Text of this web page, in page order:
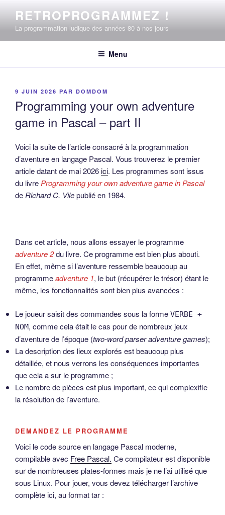
contenu
principal
RETROPROGRAMMEZ !
La programmation ludique des années 80 à nos jours
Menu
PUBLIÉ
9 JUIN 2026 PAR DOMDOM
Programming your own adventure
game in Pascal – part II
Voici la suite de l’article consacré à la programmation
d’aventure en langage Pascal. Vous trouverez le premier
article datant de mai 2026ici. Les programmes sont issus
du livreProgramming your own adventure game in Pascal
deRichard C. Vilepublié en 1984.
Dans cet article, nous allons essayer le programme
adventure 2du livre. Ce programme est bien plus abouti.
En effet, même si l’aventure ressemble beaucoup au
programmeadventure 1, le but (récupérer le trésor) étant le
même, les fonctionnalités sont bien plus avancées :
Le joueur saisit des commandes sous la forme VERBE +
NOM, comme cela était le cas pour de nombreux jeux
d’aventure de l’époque (two-word parser adventure games);
La description des lieux explorés est beaucoup plus
détaillée, et nous verrons les conséquences importantes
que cela a sur le programme ;
Le nombre de pièces est plus important, ce qui complexifie
la résolution de l’aventure.
DEMANDEZ LE PROGRAMME
Voici le code source en langage Pascal moderne,
compilable avec Free Pascal. Ce compilateur est disponible
sur de nombreuses plates-formes mais je ne l’ai utilisé que
sous Linux. Pour jouer, vous devez télécharger l’archive
complète ici, au format tar :